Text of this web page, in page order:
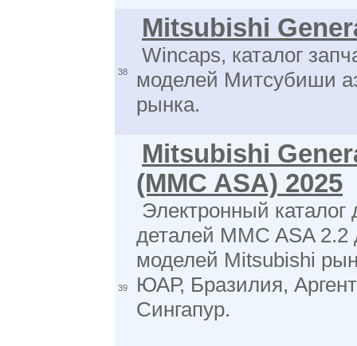
38
Mitsubishi
Wincaps, каталог
моделей Митсубиши
рынка.
39
Mitsubishi
(MMC ASA) 2025
Электронный каталог
деталей MMC ASA 2.2
моделей Mitsubishi
ЮАР, Бразилия,
Сингапур.